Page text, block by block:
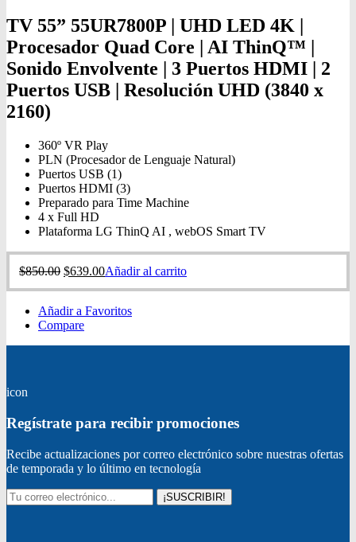
TV 55” 55UR7800P | UHD LED 4K |
Procesador Quad Core | AI ThinQ™ |
Sonido Envolvente | 3 Puertos HDMI | 2
Puertos USB | Resolución UHD (3840 x
2160)
360º VR Play
PLN (Procesador de Lenguaje Natural)
Puertos USB (1)
Puertos HDMI (3)
Preparado para Time Machine
4 x Full HD
Plataforma LG ThinQ AI , webOS Smart TV
$850.00 $639.00Añadir al carrito
Añadir a Favoritos
Compare
icon
Regístrate para recibir promociones
Recibe actualizaciones por correo electrónico sobre nuestras ofertas
de temporada y lo último en tecnología
¡SUSCRIBIR!